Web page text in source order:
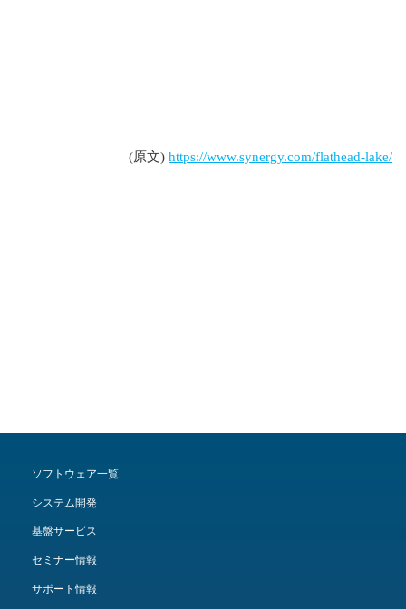
(原文) https://www.synergy.com/flathead-lake/
ソフトウェア一覧
システム開発
基盤サービス
セミナー情報
サポート情報